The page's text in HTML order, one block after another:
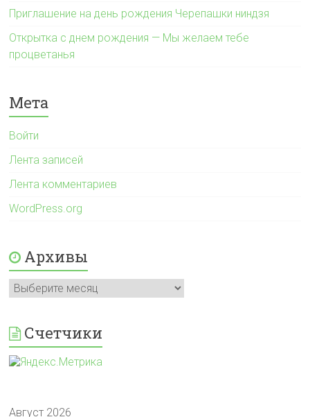
Приглашение на день рождения Черепашки ниндзя
Открытка с днем рождения — Мы желаем тебе
процветанья
Мета
Войти
Лента записей
Лента комментариев
WordPress.org
Архивы
Архивы
Счетчики
Август 2026